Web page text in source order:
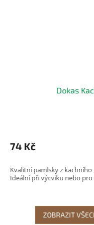
Dokas
produktu
je
z
5
74 Kč
Kvalitní pamlsky z
Ideální při výcviku nebo pro
ZOBRAZIT